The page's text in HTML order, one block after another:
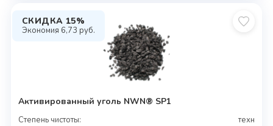
СКИДКА 15%
Экономия 6,73 руб.
Активированный уголь NWN® SP1
Степень чистоты:
техн